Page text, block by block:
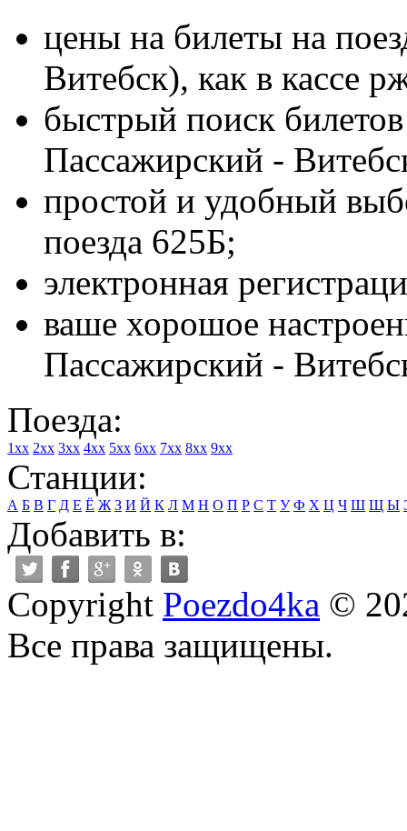
цены на билеты на
Витебск), как в кассе
быстрый поиск
Пассажирский -
простой и удобный
поезда 625Б;
электронная
ваше хорошое
Пассажирский -
Поезда:
1xx 2xx 3xx 4xx 5xx 6xx 7xx 8xx 9xx
Станции:
А Б В Г Д Е Ё Ж З И Й К Л М Н О П Р С Т У Ф Х Ц Ч Ш Щ Ы
Добавить в:
Copyright Poezdo4ka ©
Все права защищены.